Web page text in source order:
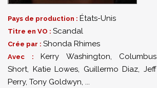
Pays de production : États-Unis
Titre en VO : Scandal
Crée par : Shonda Rhimes
Avec : Kerry Washington, Columbus
Short, Katie Lowes, Guillermo Diaz,Jeff
Perry, Tony Goldwyn, ...